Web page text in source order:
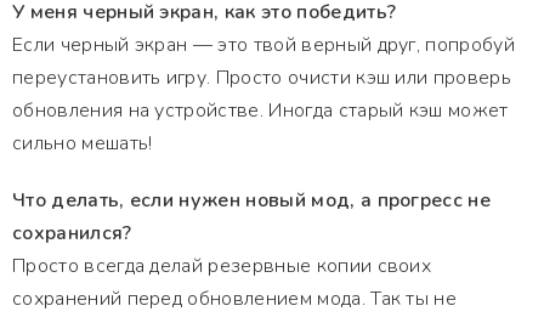
У меня черный экран, как это победить?
Если черный экран — это твой верный друг, попробуй
переустановить игру. Просто очисти кэш или проверь
обновления на устройстве. Иногда старый кэш может
сильно мешать!
Что делать, если нужен новый мод, а прогресс не
сохранился?
Просто всегда делай резервные копии своих
сохранений перед обновлением мода. Так ты не